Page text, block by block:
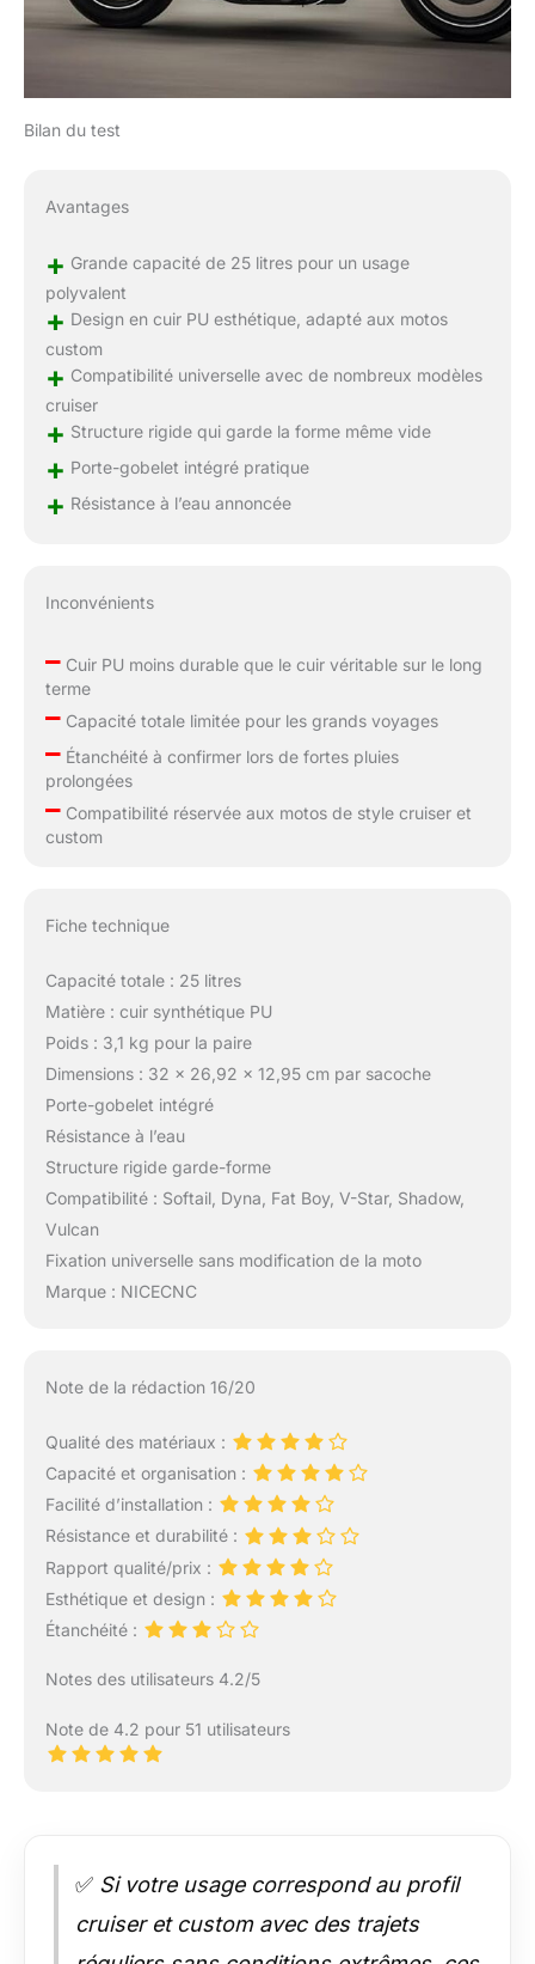
Bilan du test
Avantages
+ Grande capacité de 25 litres pour un usage
polyvalent
+ Design en cuir PU esthétique, adapté aux motos
custom
+ Compatibilité universelle avec de nombreux modèles
cruiser
+ Structure rigide qui garde la forme même vide
+ Porte-gobelet intégré pratique
+ Résistance à l’eau annoncée
Inconvénients
–Cuir PU moins durable que le cuir véritable sur le long
terme
–Capacité totale limitée pour les grands voyages
–Étanchéité à confirmer lors de fortes pluies
prolongées
–Compatibilité réservée aux motos de style cruiser et
custom
Fiche technique
Capacité totale : 25 litres
Matière : cuir synthétique PU
Poids : 3,1 kg pour la paire
Dimensions : 32 x 26,92 x 12,95 cm par sacoche
Porte-gobelet intégré
Résistance à l’eau
Structure rigide garde-forme
Compatibilité : Softail, Dyna, Fat Boy, V-Star, Shadow,
Vulcan
Fixation universelle sans modification de la moto
Marque : NICECNC
Note de la rédaction 16/20
Qualité des matériaux :
Capacité et organisation :
Facilité d’installation :
Résistance et durabilité :
Rapport qualité/prix :
Esthétique et design :
Étanchéité :
Notes des utilisateurs 4.2/5
Note de 4.2 pour 51 utilisateurs
✅ Si votre usage correspond au profil
cruiser et custom avec des trajets